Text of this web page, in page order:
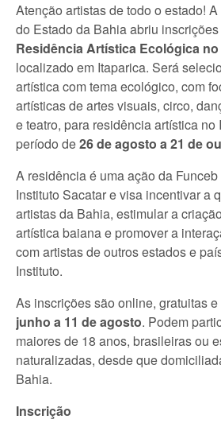
Atenção artistas de todo o estado!
do Estado da Bahia abriu
Residência Artística Ecológica
localizado em Itaparica. Será
artística com tema ecológico, com
artísticas de artes visuais, circo,
e teatro, para residência artística no
período de26 de agosto a 21 de
A residência é uma ação da
Instituto Sacatar e visa incentivar a
artistas da Bahia, estimular a
artística baiana e promover a
com artistas de outros estados e
Instituto.
As inscrições são online, gratuitas
junho a 11 de agosto. Podem
maiores de 18 anos, brasileiras ou
naturalizadas, desde que
Bahia.
Inscrição